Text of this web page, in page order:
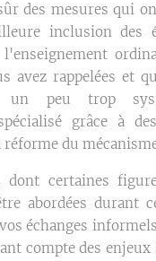
des mesures qui
inclusion des
avez rappelées et
un peu trop
grâce à
réforme du
dont certaines
abordées durant
échanges
compte des enjeux